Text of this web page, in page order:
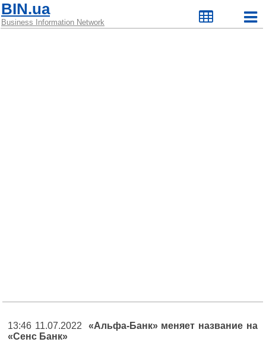
BIN.ua
Business Information Network
13:46 11.07.2022 «Альфа-Банк» меняет название на
«Сенс Банк»